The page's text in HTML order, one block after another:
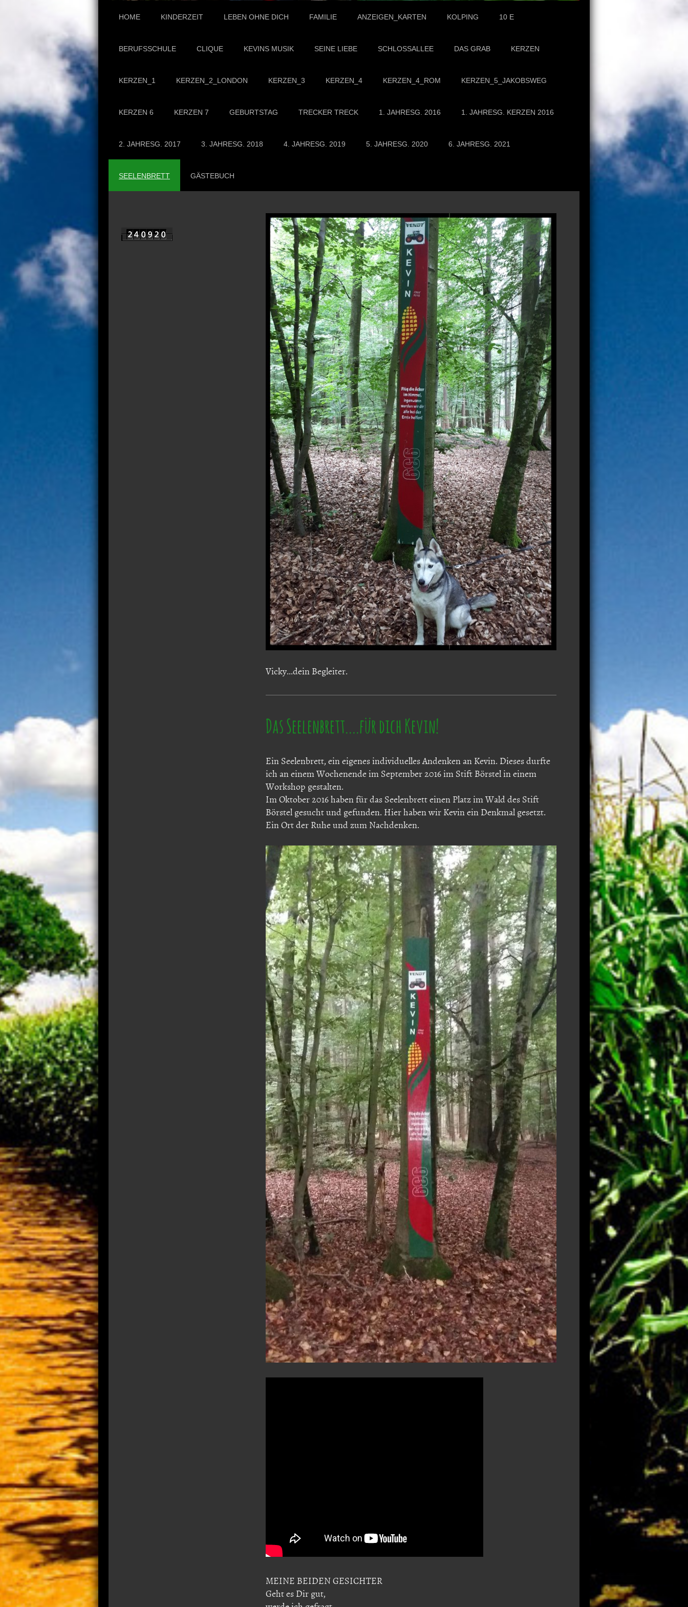
HOME KINDERZEIT LEBEN OHNE DICH FAMILIE ANZEIGEN_KARTEN KOLPING 10 E
BERUFSSCHULE CLIQUE KEVINS MUSIK SEINE LIEBE SCHLOSSALLEE DAS GRAB KERZEN
KERZEN_1 KERZEN_2_LONDON KERZEN_3 KERZEN_4 KERZEN_4_ROM KERZEN_5_JAKOBSWEG
KERZEN 6 KERZEN 7 GEBURTSTAG TRECKER TRECK 1. JAHRESG. 2016 1. JAHRESG. KERZEN 2016
2. JAHRESG. 2017 3. JAHRESG. 2018 4. JAHRESG. 2019 5. JAHRESG. 2020 6. JAHRESG. 2021
SEELENBRETT GÄSTEBUCH
Vicky...dein Begleiter.
Das Seelenbrett....für dich Kevin!
Ein Seelenbrett, ein eigenes individuelles Andenken an Kevin. Dieses durfte
ich an einem Wochenende im September 2016 im Stift Börstel in einem
Workshop gestalten.
Im Oktober 2016 haben für das Seelenbrett einen Platz im Wald des Stift
Börstel gesucht und gefunden. Hier haben wir Kevin ein Denkmal gesetzt.
Ein Ort der Ruhe und zum Nachdenken.
MEINE BEIDEN GESICHTER
Geht es Dir gut,